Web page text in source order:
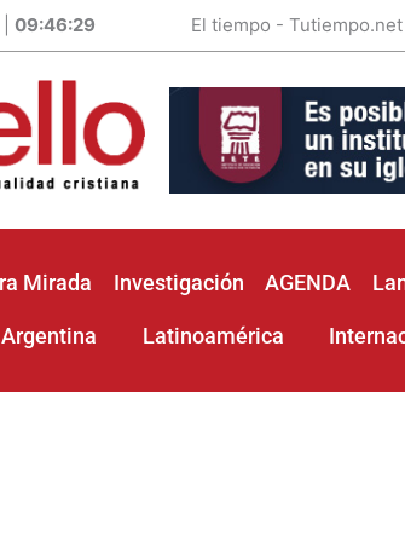
09:46:30 El tiempo - Tutiempo.net
Mirada Investigación AGENDA
Latinoamérica